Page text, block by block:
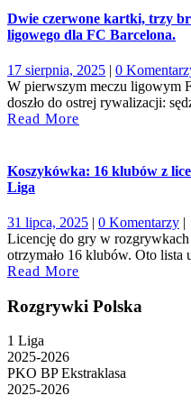
Dwie czerwone kartki, trzy
ligowego dla FC Barcelona.
17 sierpnia, 202517
sierpnia,
2025
| 0
W pierwszym meczu ligowym
doszło do ostrej rywalizacji:
Read More
Koszykówka: 16 klubów z
Liga
31 lipca, 202531
lipca,
2025
| 0 Komentarzy |
Licencję do gry w
otrzymało 16 klubów. Oto lista
Read More
Rozgrywki Polska
1 Liga
2025-2026
PKO BP Ekstraklasa
2025-2026